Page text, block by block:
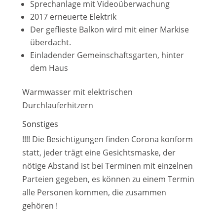
Sprechanlage mit Videoüberwachung
2017 erneuerte Elektrik
Der geflieste Balkon wird mit einer Markise
überdacht.
Einladender Gemeinschaftsgarten, hinter
dem Haus
Warmwasser mit elektrischen
Durchlauferhitzern
Sonstiges
!!!! Die Besichtigungen finden Corona konform
statt, jeder trägt eine Gesichtsmaske, der
nötige Abstand ist bei Terminen mit einzelnen
Parteien gegeben, es können zu einem Termin
alle Personen kommen, die zusammen
gehören !